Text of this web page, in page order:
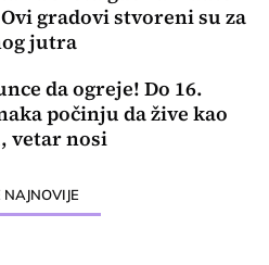
gradovi stvoreni su za
jutra
da ogreje! Do 16.
počinju da žive kao
vetar nosi
NAJNOVIJE